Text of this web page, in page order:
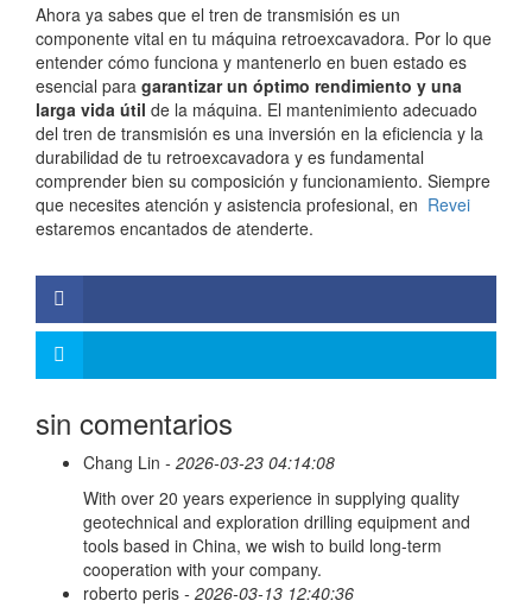
Ahora ya sabes que el tren de transmisión es un
componente vital en tu máquina retroexcavadora. Por lo que
entender cómo funciona y mantenerlo en buen estado es
esencial para garantizar un óptimo rendimiento y una
larga vida útil de la máquina. El mantenimiento adecuado
del tren de transmisión es una inversión en la eficiencia y la
durabilidad de tu retroexcavadora y es fundamental
comprender bien su composición y funcionamiento. Siempre
que necesites atención y asistencia profesional, en Revei
estaremos encantados de atenderte.
sin comentarios
Chang Lin - 2026-03-23 04:14:08
With over 20 years experience in supplying quality
geotechnical and exploration drilling equipment and
tools based in China, we wish to build long-term
cooperation with your company.
roberto peris - 2026-03-13 12:40:36